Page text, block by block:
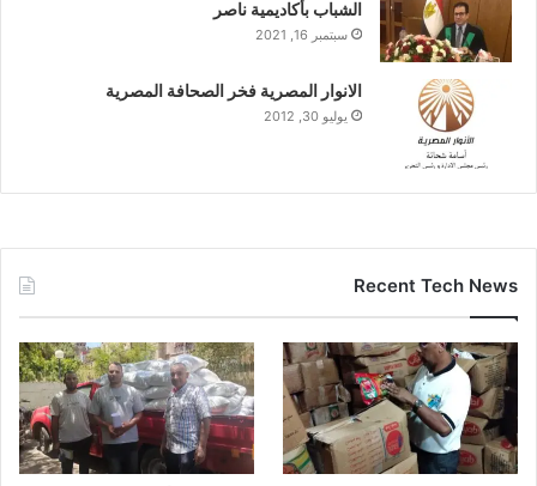
الشباب بأكاديمية ناصر
سبتمبر 16, 2021
الانوار المصرية فخر الصحافة المصرية
يوليو 30, 2012
Recent Tech News